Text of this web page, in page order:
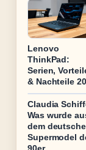
Lenovo
ThinkPad:
Serien,
& Nachteile
Claudia
Was wurde
dem
Supermodel